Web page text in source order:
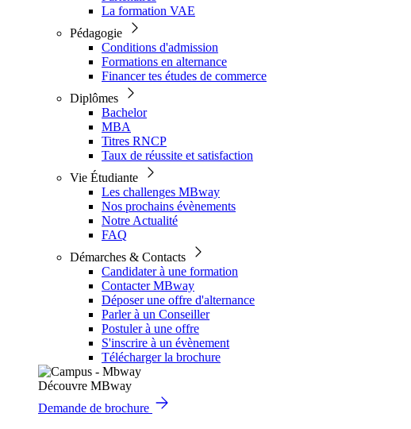
La formation VAE
Pédagogie
Conditions d'admission
Formations en alternance
Financer tes études de commerce
Diplômes
Bachelor
MBA
Titres RNCP
Taux de réussite et satisfaction
Vie Étudiante
Les challenges MBway
Nos prochains évènements
Notre Actualité
FAQ
Démarches & Contacts
Candidater à une formation
Contacter MBway
Déposer une offre d'alternance
Parler à un Conseiller
Postuler à une offre
S'inscrire à un évènement
Télécharger la brochure
Découvre MBway
Demande de brochure